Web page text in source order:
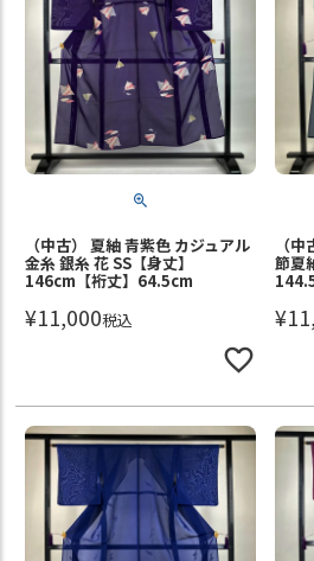
（中古） 夏紬 青紫色 カジュアル
金糸 銀糸 花 SS【身丈】
146cm【裄丈】64.5cm
¥11,000税込
（
節夏
¥